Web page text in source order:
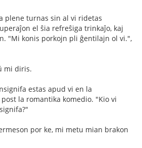
plene turnas sin al vi ridetas
el ŝia refreŝiga trinkaĵo, kaj
"Mi konis porkojn pli ĝentilajn ol vi.",
mi diris.
estas apud vi en la
la romantika komedio. "Kio vi
por ke, mi metu mian brakon